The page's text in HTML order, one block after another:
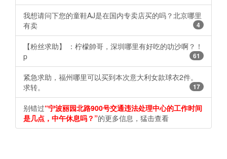
我想请问下您的童鞋AJ是在国内专卖店买的吗？北京哪里
有卖
4
【粉丝求助】 ：柠檬帥哥，深圳哪里有好吃的叻沙啊？！
p
61
紧急求助，福州哪里可以买到本次意大利女款球衣2件。
求转。
17
别错过“宁波丽园北路900号交通违法处理中心的工作时间
是几点，中午休息吗？”的更多信息，猛击查看